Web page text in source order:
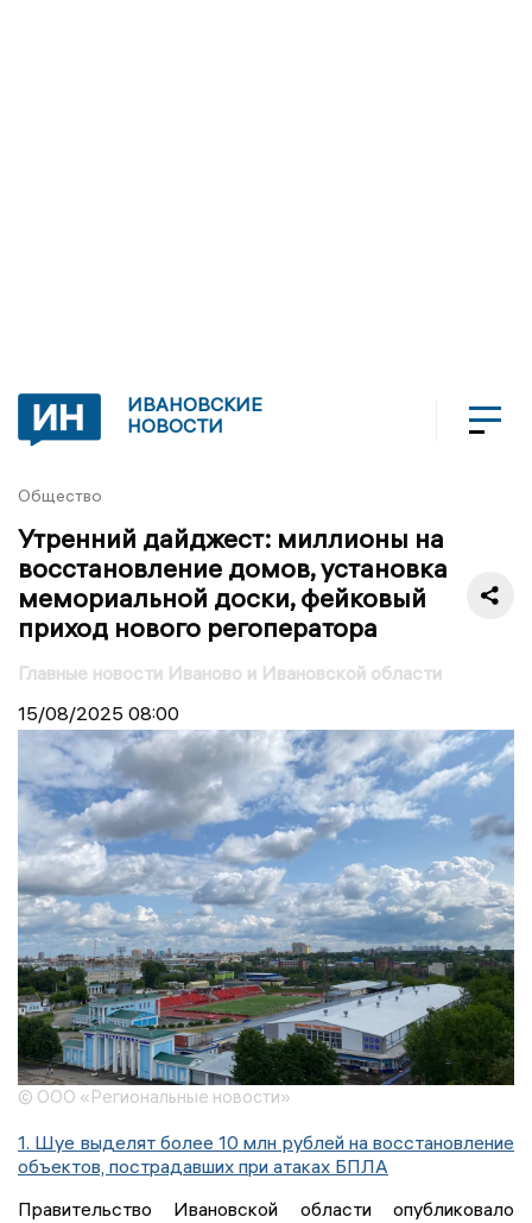
ИВАНОВСКИЕ
НОВОСТИ
Общество
Утренний дайджест: миллионы на
восстановление домов, установка
мемориальной доски, фейковый
приход нового регоператора
Главные новости Иваново и Ивановской области
15/08/2025 08:00
© ООО «Региональные новости»
1. Шуе выделят более 10 млн рублей на восстановление
объектов, пострадавших при атаках БПЛА
Правительство Ивановской области опубликовало